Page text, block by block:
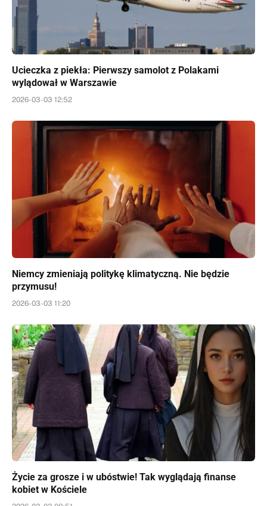
Ucieczka z piekła: Pierwszy samolot z Polakami
wylądował w Warszawie
2026-03-03 12:52
Niemcy zmieniają politykę klimatyczną. Nie będzie
przymusu!
2026-03-03 11:20
Życie za grosze i w ubóstwie! Tak wyglądają finanse
kobiet w Kościele